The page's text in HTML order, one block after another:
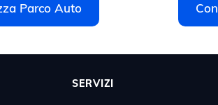
Parco Auto
SERVIZI